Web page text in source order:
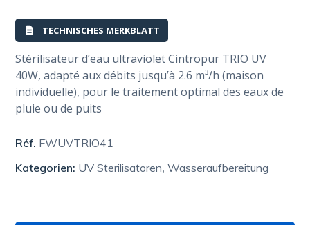
TECHNISCHES MERKBLATT
Stérilisateur d’eau ultraviolet Cintropur TRIO UV
40W, adapté aux débits jusqu’à 2.6 m³/h (maison
individuelle), pour le traitement optimal des eaux de
pluie ou de puits
Réf. FWUVTRIO41
Kategorien: UV Sterilisatoren,Wasseraufbereitung